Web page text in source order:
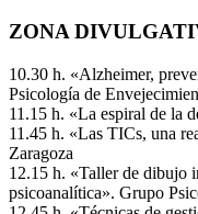
ZONA
10.30 h. «Alzheimer,
Psicología de
11.15 h. «La espiral de la
11.45 h. «Las TICs, una
Zaragoza
12.15 h. «Taller de dibujo
psicoanalítica». Grupo